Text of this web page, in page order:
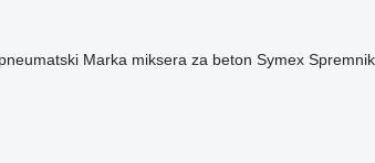
Marka miksera za beton Symex